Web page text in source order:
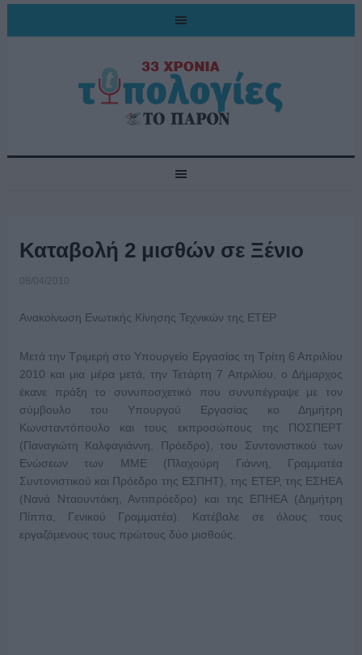
Καταβολή 2 μισθών σε Ξένιο
08/04/2010
Ανακοίνωση Ενωτικής Κίνησης Τεχνικών της ΕΤΕΡ
Μετά την Τριμερή στο Υπουργείο Εργασίας τη Τρίτη 6 Απριλίου
2010 και μια μέρα μετά, την Τετάρτη 7 Απριλίου, ο Δήμαρχος
έκανε πράξη το συνυποσχετικό που συνυπέγραψε με τον
σύμβουλο του Υπουργού Εργασίας κο Δημήτρη
Κωνσταντόπουλο και τους εκπροσώπους της ΠΟΣΠΕΡΤ
(Παναγιώτη Καλφαγιάννη, Πρόεδρο), του Συντονιστικού των
Ενώσεων των ΜΜΕ (Πλαχούρη Γιάννη, Γραμματέα
Συντονιστικού και Πρόεδρο της ΕΣΠΗΤ), της ΕΤΕΡ, της ΕΣΗΕΑ
(Νανά Νταουντάκη, Αντιπρόεδρο) και της ΕΠΗΕΑ (Δημήτρη
Πίππα, Γενικού Γραμματέα). Κατέβαλε σε όλους τους
εργαζόμενους τους πρώτους δύο μισθούς.